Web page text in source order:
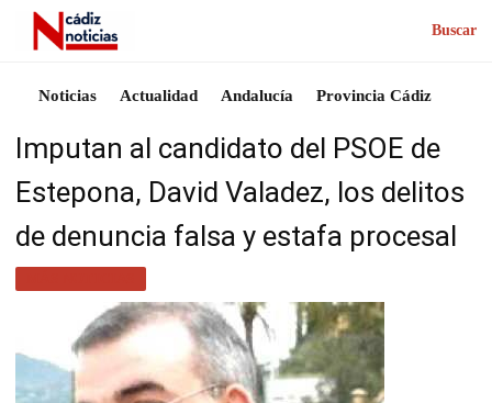
Buscar
Noticias Actualidad Andalucía Provincia Cádiz
Imputan al candidato del PSOE de
Estepona, David Valadez, los delitos
de denuncia falsa y estafa procesal